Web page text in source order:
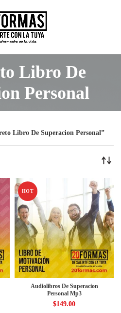
Libro De
Personal
Libro De Superacion Personal”
HOT
Audiolibros De Superacion
Personal Mp3
$149.00